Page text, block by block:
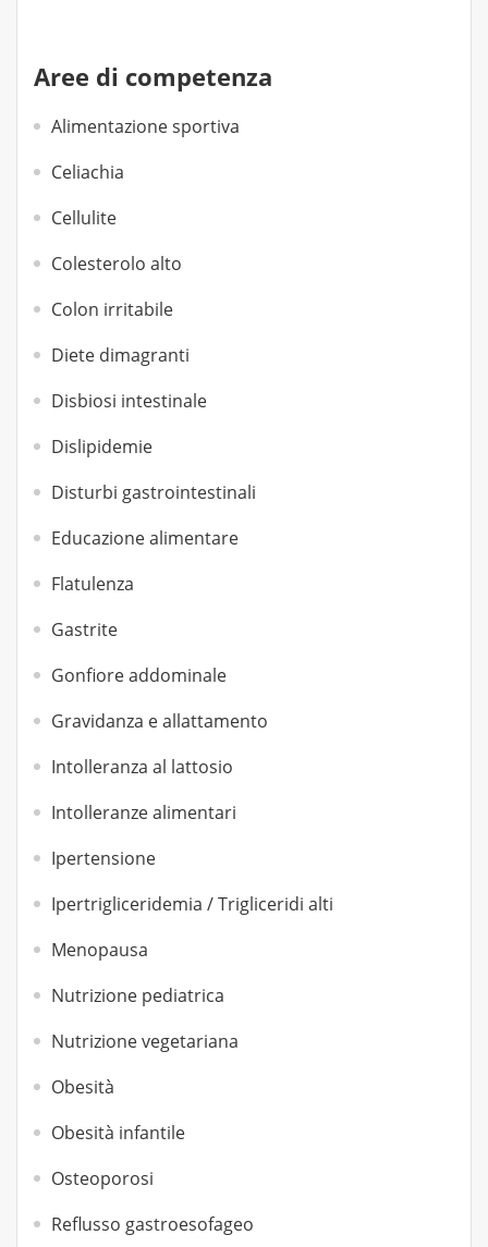
Aree di competenza
Alimentazione sportiva
Celiachia
Cellulite
Colesterolo alto
Colon irritabile
Diete dimagranti
Disbiosi intestinale
Dislipidemie
Disturbi gastrointestinali
Educazione alimentare
Flatulenza
Gastrite
Gonfiore addominale
Gravidanza e allattamento
Intolleranza al lattosio
Intolleranze alimentari
Ipertensione
Ipertrigliceridemia / Trigliceridi alti
Menopausa
Nutrizione pediatrica
Nutrizione vegetariana
Obesità
Obesità infantile
Osteoporosi
Reflusso gastroesofageo